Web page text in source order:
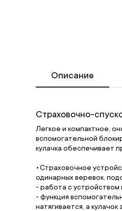
Описание
Страховочно-
Легкое и компактное,
вспомогательной
кулачка обеспечивает
Страховочное
одинарных веревок,
- работа с устройством
- функция
натягивается, а